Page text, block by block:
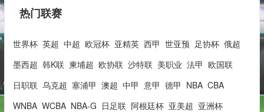
热门联赛
世界杯 英超 中超 欧冠杯 亚精英 西甲 世亚预 足协杯 俄超
墨西超 韩K联 柬埔超 欧协联 沙特联 美职业 法甲 欧国联
日职联 乌克超 塞浦甲 澳超 中甲 意甲 德甲 NBA CBA
WNBA WCBA NBA-G 日足联 阿根廷杯 亚美超 亚洲杯